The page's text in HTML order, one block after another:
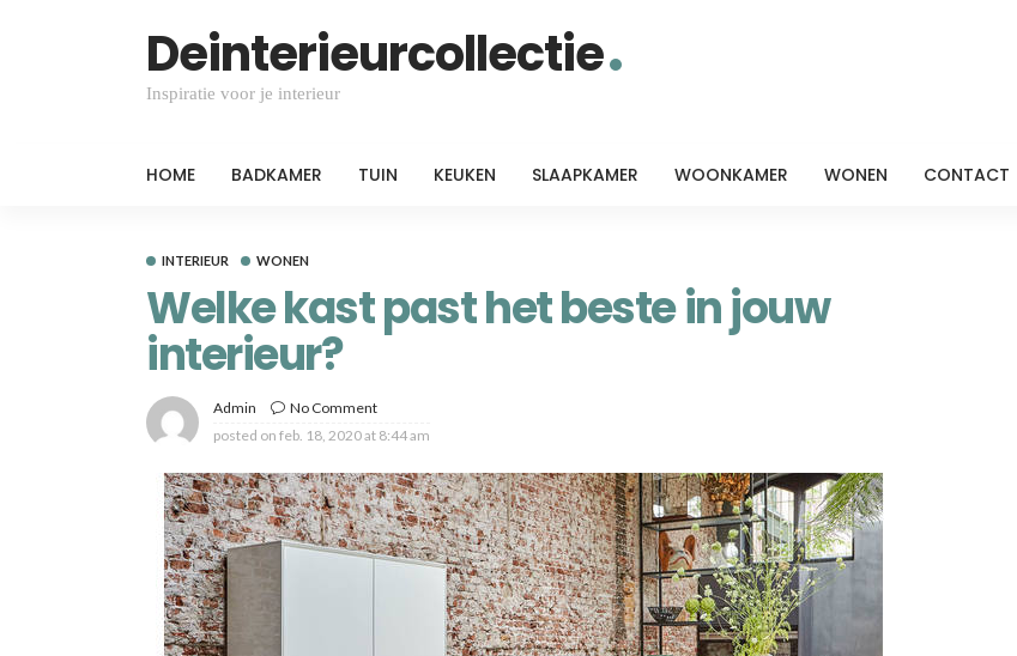
Deinterieurcollectie
Inspiratie voor je interieur
HOME BADKAMER TUIN KEUKEN SLAAPKAMER WOONKAMER WONEN CONTACT
INTERIEUR WONEN
Welke kast past het beste in jouw
interieur?
Admin
No Comment
posted on feb. 18, 2020 at 8:44 am